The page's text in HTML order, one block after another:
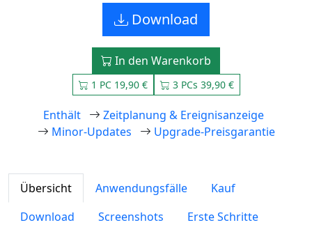
Download
In den Warenkorb
1 PC 19,90 € 3 PCs 39,90 €
Enthält
Zeitplanung & Ereignisanzeige
Minor-Updates
Upgrade-Preisgarantie
Übersicht Anwendungsfälle
Kauf
Download
Screenshots
Erste Schritte